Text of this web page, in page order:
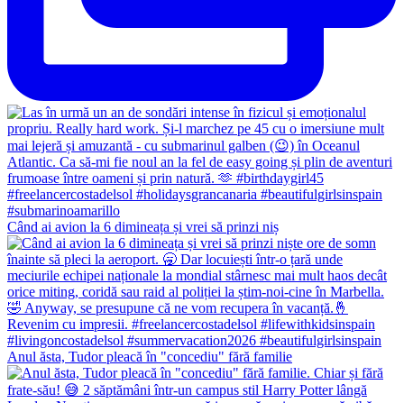
Când ai avion la 6 dimineața și vrei să prinzi niș
Anul ăsta, Tudor pleacă în "concediu" fără familie